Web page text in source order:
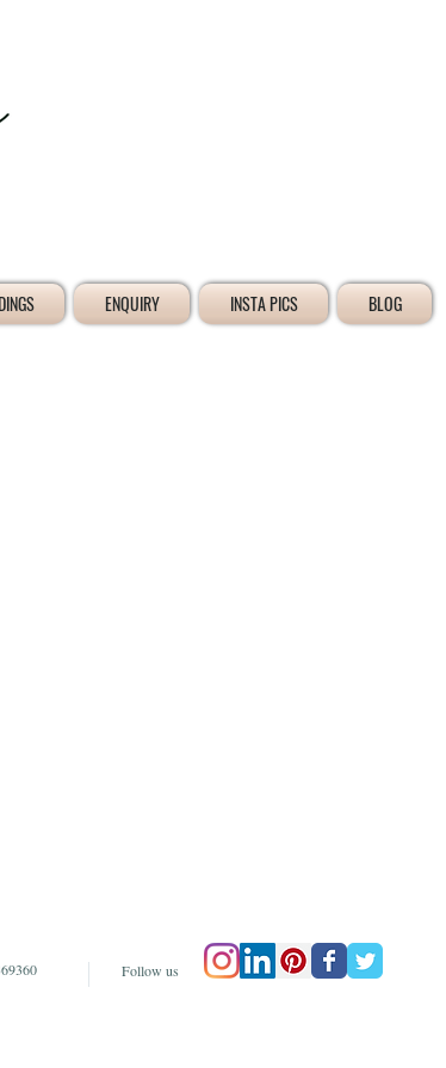
ENQUIRY INSTA PICS BLOG
Follow us